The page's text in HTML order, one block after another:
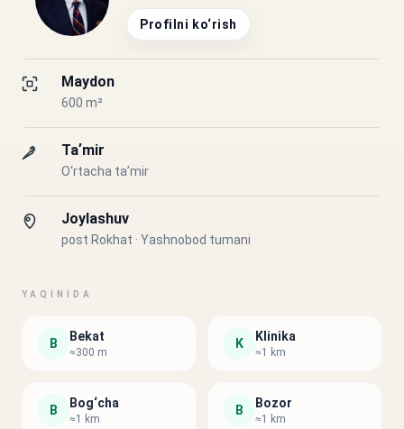
Profilni ko‘rish
Maydon
600 m²
Taʼmir
O‘rtacha taʼmir
Joylashuv
post Rokhat · Yashnobod tumani
YAQINIDA
B Bekat
≈300 m
K Klinika
≈1 km
B Bog‘cha
≈1 km
B Bozor
≈1 km